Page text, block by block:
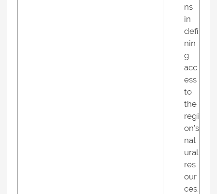
ns
in
defi
nin
g
acc
ess
to
the
regi
on’s
nat
ural
res
our
ces.